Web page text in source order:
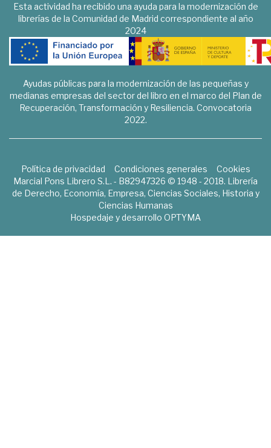
Esta actividad ha recibido una ayuda para la modernización de
librerías de la Comunidad de Madrid correspondiente al año
2024
Ayudas públicas para la modernización de las pequeñas y
medianas empresas del sector del libro en el marco del Plan de
Recuperación, Transformación y Resiliencia. Convocatoria
2022.
Política de privacidad Condiciones generales
Cookies
Marcial Pons Librero S.L. - B82947326 © 1948 - 2018. Librería
de Derecho, Economía, Empresa, Ciencias Sociales, Historia y
Ciencias Humanas
Hospedaje y desarrollo OPTYMA